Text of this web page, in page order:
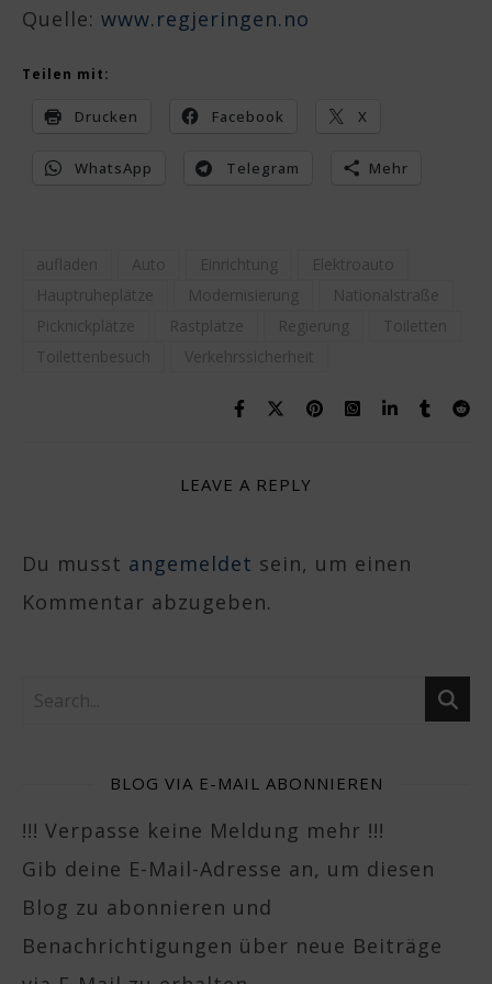
Quelle: www.regjeringen.no
Teilen mit:
Drucken Facebook X
WhatsApp Telegram Mehr
aufladen Auto Einrichtung
Elektroauto
Hauptruheplätze
Modernisierung
Nationalstraße
Picknickplätze
Rastplätze Regierung
Toiletten
Toilettenbesuch
Verkehrssicherheit
LEAVE A REPLY
Du musst angemeldet sein, um einen
Kommentar abzugeben.
BLOG VIA E-MAIL ABONNIEREN
!!! Verpasse keine Meldung mehr !!!
Gib deine E-Mail-Adresse an, um diesen
Blog zu abonnieren und
Benachrichtigungen über neue Beiträge